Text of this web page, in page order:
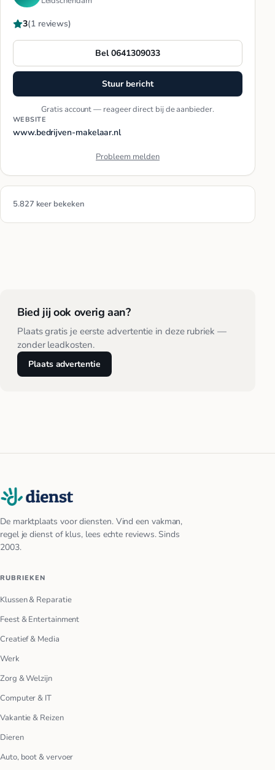
3(1 reviews)
Bel 0641309033
Stuur bericht
Gratis account — reageer direct bij de aanbieder.
WEBSITE
www.bedrijven-makelaar.nl
Probleem melden
5.827 keer bekeken
Bied jij ook overig aan?
Plaats gratis je eerste advertentie in deze rubriek —
zonder leadkosten.
Plaats advertentie
De marktplaats voor diensten. Vind een vakman,
regel je dienst of klus, lees echte reviews. Sinds
2003.
RUBRIEKEN
Klussen & Reparatie
Feest & Entertainment
Creatief & Media
Werk
Zorg & Welzijn
Computer & IT
Vakantie & Reizen
Dieren
Auto, boot & vervoer